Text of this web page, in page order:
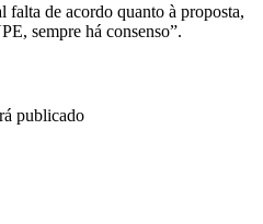
falta de acordo quanto à proposta,
sempre há consenso”.
publicado